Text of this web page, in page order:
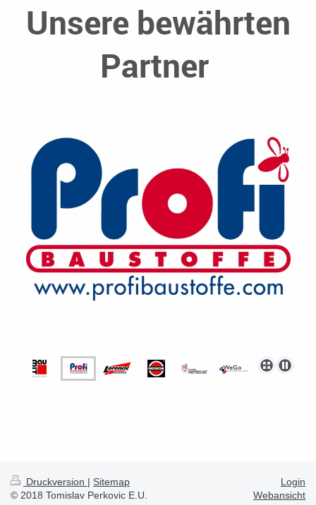
Unsere bewährten
Partner
Druckversion | Sitemap
© 2018 Tomislav Perkovic E.U.
Login
Webansicht